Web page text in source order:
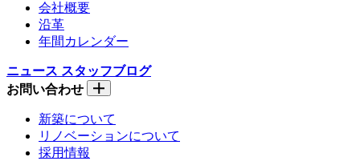
会社概要
沿革
年間カレンダー
ニュース スタッフブログ
お問い合わせ
新築について
リノベーションについて
採用情報